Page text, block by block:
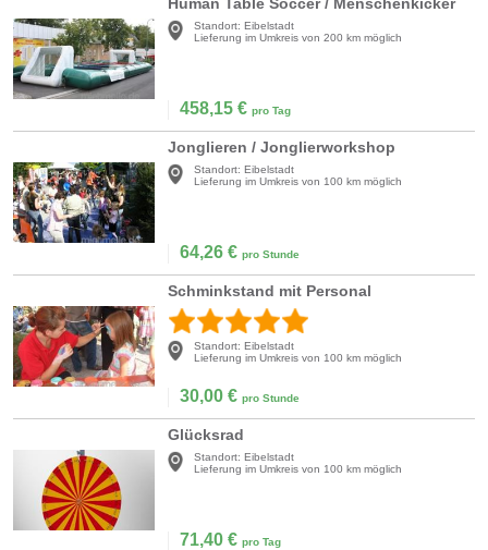
Standort: Eibelstadt
Lieferung im Umkreis von 200 km möglich
458,15 € pro Tag
Jonglieren / Jonglierworkshop
Standort: Eibelstadt
Lieferung im Umkreis von 100 km möglich
64,26 € pro Stunde
Schminkstand mit Personal
Standort: Eibelstadt
Lieferung im Umkreis von 100 km möglich
30,00 € pro Stunde
Glücksrad
Standort: Eibelstadt
Lieferung im Umkreis von 100 km möglich
71,40 € pro Tag